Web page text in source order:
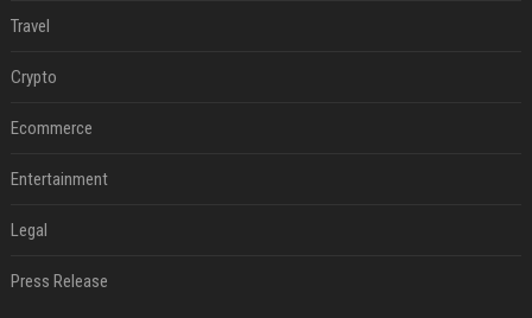
Travel
Crypto
Ecommerce
Entertainment
Legal
Press Release